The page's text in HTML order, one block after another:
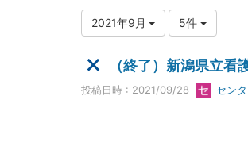
2021年9月 5件
（終了）新潟県立
投稿日時 : 2021/09/28 セン